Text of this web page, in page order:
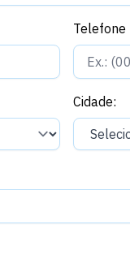
Telefone
Cidade: